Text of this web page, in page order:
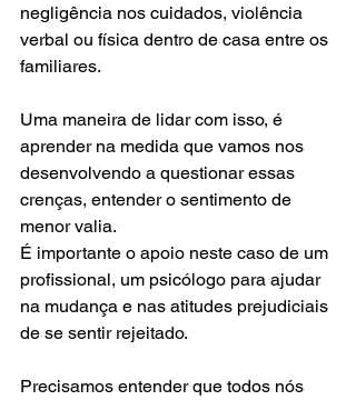
negligência nos cuidados, violência
verbal ou física dentro de casa entre os
familiares.
Uma maneira de lidar com isso, é
aprender na medida que vamos nos
desenvolvendo a questionar essas
crenças, entender o sentimento de
menor valia.
É importante o apoio neste caso de um
profissional, um psicólogo para ajudar
na mudança e nas atitudes prejudiciais
de se sentir rejeitado.
Precisamos entender que todos nós